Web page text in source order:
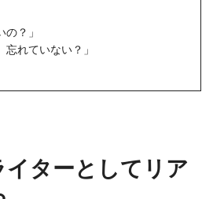
？」
忘れていない？」
イターとしてリア